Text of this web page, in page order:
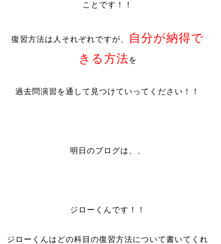
ことです！！
復習方法は人それぞれですが、
自分が納得で
きる方法を
過去問演習を通して見つけていってください！！
明日のブログは、、
ジローくんです！！
ジローくんはどの科目の復習方法について書いてくれ